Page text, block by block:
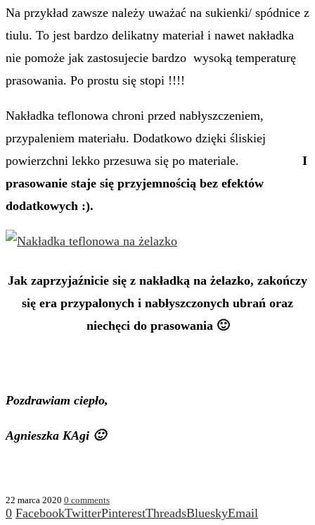
Na przykład zawsze należy uważać na sukienki/ spódnice z
tiulu. To jest bardzo delikatny materiał i nawet nakładka
nie pomoże jak zastosujecie bardzo wysoką temperaturę
prasowania. Po prostu się stopi !!!!
Nakładka teflonowa chroni przed nabłyszczeniem,
przypaleniem materiału. Dodatkowo dzięki śliskiej
powierzchni lekko przesuwa się po materiale. I
prasowanie staje się przyjemnością bez efektów
dodatkowych :).
Jak zaprzyjaźnicie się z nakładką na żelazko, zakończy
się era przypalonych i nabłyszczonych ubrań oraz
niechęci do prasowania 🙂
Pozdrawiam ciepło,
Agnieszka KAgi 🙂
22 marca 2020 0 comments
0 FacebookTwitterPinterestThreadsBlueskyEmail